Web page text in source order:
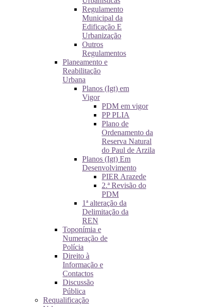
Regulamento
Municipal da
Edificação E
Urbanização
Outros
Regulamentos
Planeamento e
Reabilitação
Urbana
Planos (Igt) em
Vigor
PDM em vigor
PP PLIA
Plano de
Ordenamento da
Reserva Natural
do Paul de Arzila
Planos (Igt) Em
Desenvolvimento
PIER Arazede
2.ª Revisão do
PDM
1ª alteração da
Delimitação da
REN
Toponímia e
Numeração de
Polícia
Direito à
Informação e
Contactos
Discussão
Pública
Requalificação